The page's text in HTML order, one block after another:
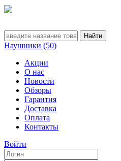
Наушники (50)
Акции
О нас
Новости
Обзоры
Гарантия
Доставка
Оплата
Контакты
Войти